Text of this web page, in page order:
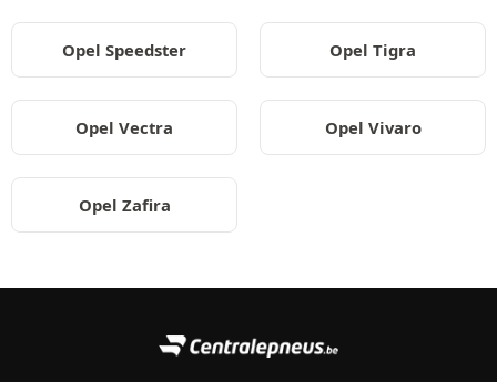
Opel Speedster Opel Tigra
Opel Vectra Opel Vivaro
Opel Zafira